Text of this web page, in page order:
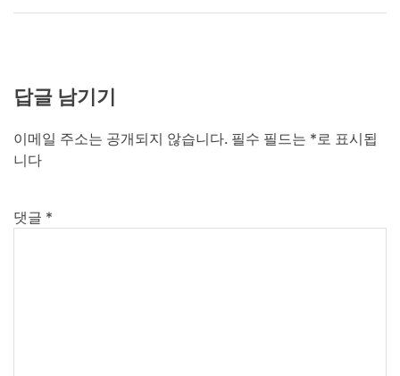
답글 남기기
이메일 주소는 공개되지 않습니다. 필수 필드는 * 로 표시됩
니다
댓글 *